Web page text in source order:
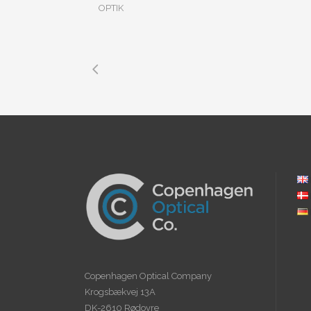
OPTIK
Copenhagen Optical Company
Krogsbækvej 13A
DK-2610 Rødovre